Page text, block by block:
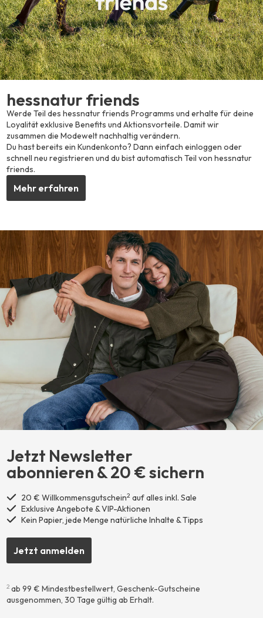
hessnatur friends
Werde Teil des hessnatur friends Programms und erhalte für deine
Loyalität exklusive Benefits und Aktionsvorteile. Damit wir
zusammen die Modewelt nachhaltig verändern.
Du hast bereits ein Kundenkonto? Dann einfach einloggen oder
schnell neu registrieren und du bist automatisch Teil von hessnatur
friends.
Mehr erfahren
Jetzt Newsletter
abonnieren ​& 20 € sichern
20 € Willkommensgutschein2 auf alles inkl. Sale
Exklusive Angebote & VIP-Aktionen
Kein Papier, jede Menge natürliche Inhalte & Tipps
Jetzt anmelden
2 ab 99 € Mindestbestellwert, Geschenk-Gutscheine
ausgenommen, 30 Tage gültig ab Erhalt.